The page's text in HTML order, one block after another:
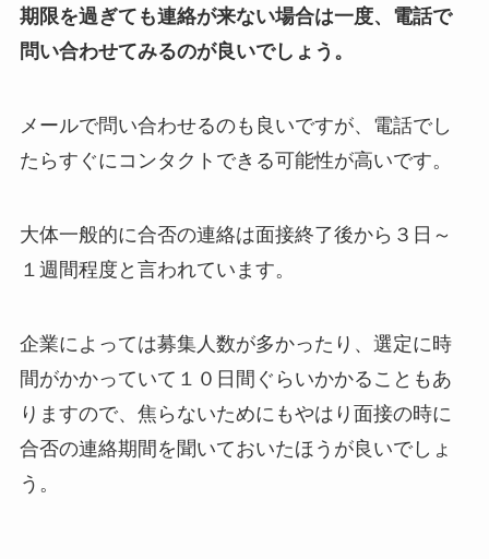
期限を過ぎても連絡が来ない場合は一度、電話で
問い合わせてみるのが良いでしょう。
メールで問い合わせるのも良いですが、電話でし
たらすぐにコンタクトできる可能性が高いです。
大体一般的に合否の連絡は面接終了後から３日～
１週間程度と言われています。
企業によっては募集人数が多かったり、選定に時
間がかかっていて１０日間ぐらいかかることもあ
りますので、焦らないためにもやはり面接の時に
合否の連絡期間を聞いておいたほうが良いでしょ
う。